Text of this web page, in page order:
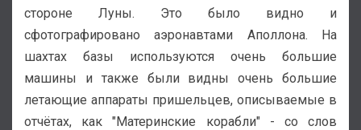
стороне Луны. Это было видно и
сфотографировано аэронавтами Аполлона. На
шахтах базы используются очень большие
машины и также были видны очень большие
летающие аппараты пришельцев, описываемые в
отчётах, как "Материнские корабли" - со слов